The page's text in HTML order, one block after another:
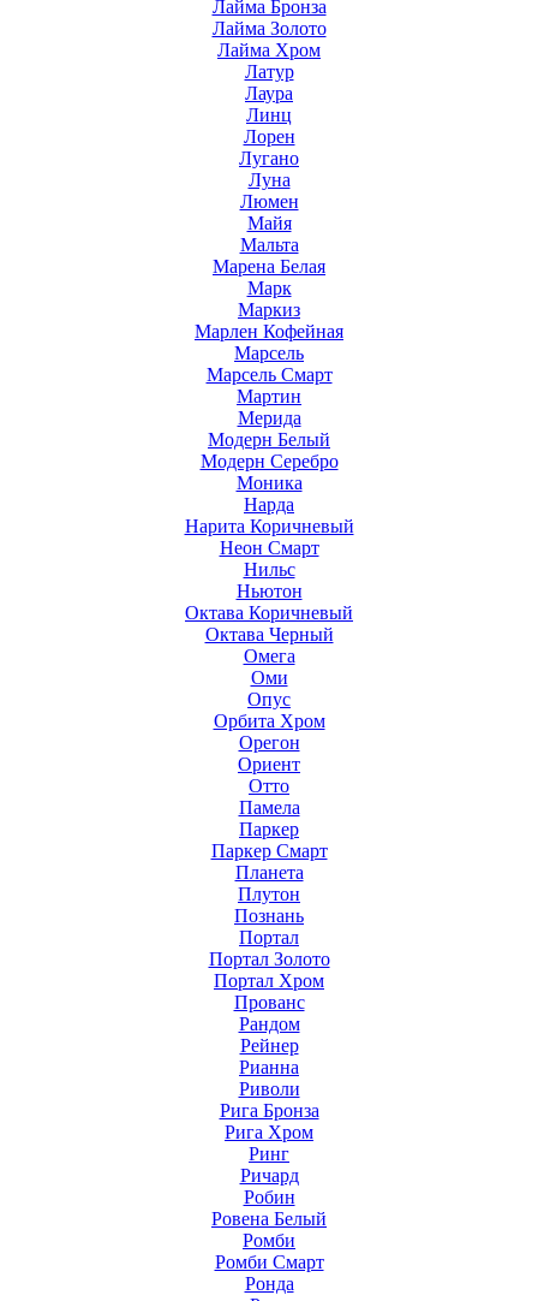
Лайма Бронза
Лайма Золото
Лайма Хром
Латур
Лаура
Линц
Лорен
Лугано
Луна
Люмен
Майя
Мальта
Марена Белая
Марк
Маркиз
Марлен Кофейная
Марсель
Марсель Смарт
Мартин
Мерида
Модерн Белый
Модерн Серебро
Моника
Нарда
Нарита Коричневый
Неон Смарт
Нильс
Ньютон
Октава Коричневый
Октава Черный
Омега
Оми
Опус
Орбита Хром
Орегон
Ориент
Отто
Памела
Паркер
Паркер Смарт
Планета
Плутон
Познань
Портал
Портал Золото
Портал Хром
Прованс
Рандом
Рейнер
Рианна
Риволи
Рига Бронза
Рига Хром
Ринг
Ричард
Робин
Ровена Белый
Ромби
Ромби Смарт
Ронда